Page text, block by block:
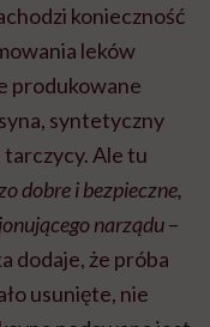
konieczność
leków
produkowane
syntetyczny
Ale tu
dobre i bezpieczne,
narządu–
dodaje, że próba
usunięte, nie